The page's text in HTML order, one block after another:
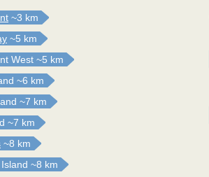
~3 km
~5 km
West ~5 km
~6 km
~7 km
~7 km
~8 km
~8 km